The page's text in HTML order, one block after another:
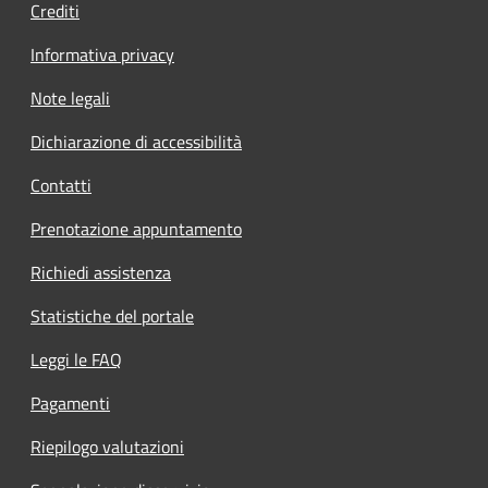
Crediti
Informativa privacy
Note legali
Dichiarazione di accessibilità
Contatti
Prenotazione appuntamento
Richiedi assistenza
Statistiche del portale
Leggi le FAQ
Pagamenti
Riepilogo valutazioni